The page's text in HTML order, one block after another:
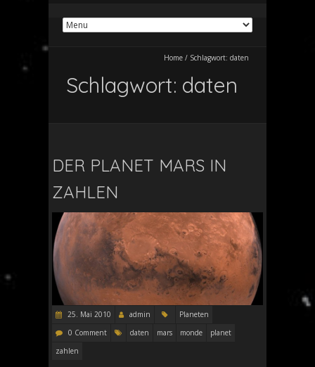
Home / Schlagwort: daten
Schlagwort: daten
DER PLANET MARS IN
ZAHLEN
25. Mai 2010 admin
Planeten
0 Comment
daten mars monde
planet
zahlen